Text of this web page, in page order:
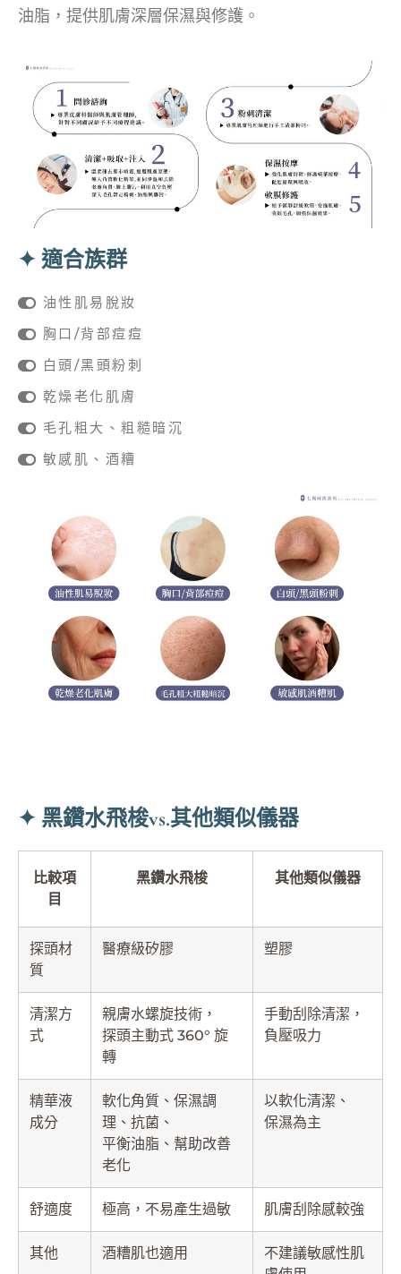
油脂，提供肌膚深層保濕與修護。
✦ 適合族群
油性肌易脫妝
胸口/背部痘痘
白頭/黑頭粉刺
乾燥老化肌膚
毛孔粗大、粗糙暗沉
敏感肌、酒糟
✦ 黑鑽水飛梭vs.其他類似儀器
比較項
目
黑鑽水飛梭 其他類似儀器
探頭材
質
醫療級矽膠 塑膠
清潔方
式
親膚水螺旋技術，
探頭主動式 360° 旋
轉
手動刮除清潔，
負壓吸力
精華液
成分
軟化角質、保濕調
理、抗菌、
平衡油脂、幫助改善
老化
以軟化清潔、
保濕為主
舒適度 極高，不易產生過敏 肌膚刮除感較強
其他 酒糟肌也適用
不建議敏感性肌